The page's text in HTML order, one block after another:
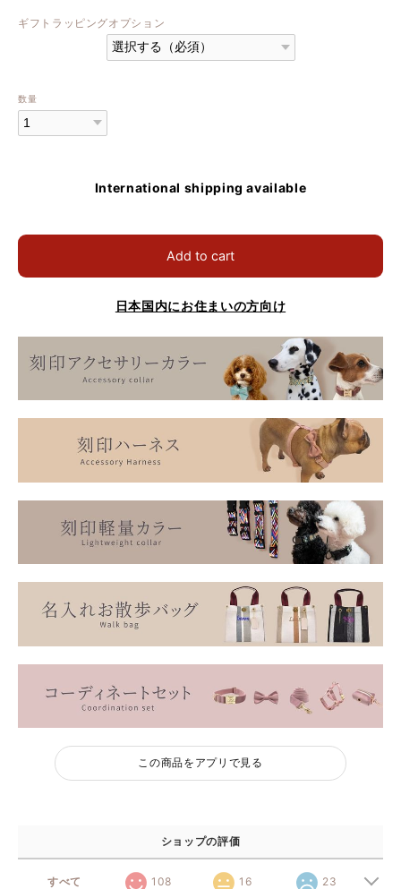
ギフトラッピングオプション
数量
International shipping available
Add to cart
日本国内にお住まいの方向け
この商品をアプリで見る
ショップの評価
すべて 108 16 23